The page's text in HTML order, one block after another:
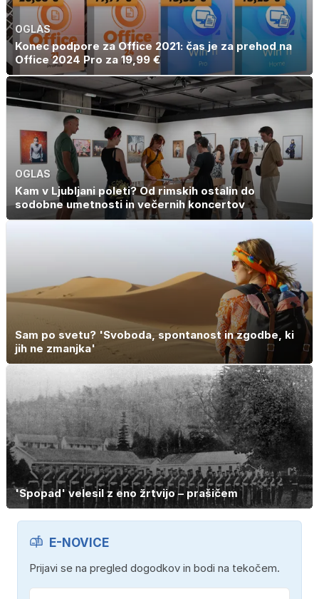
OGLAS
Konec podpore za Office 2021: čas je za prehod na
Office 2024 Pro za 19,99 €
OGLAS
Kam v Ljubljani poleti? Od rimskih ostalin do
sodobne umetnosti in večernih koncertov
Sam po svetu? 'Svoboda, spontanost in zgodbe, ki
jih ne zmanjka'
'Spopad' velesil z eno žrtvijo – prašičem
E-NOVICE
Prijavi se na pregled dogodkov in bodi na tekočem.